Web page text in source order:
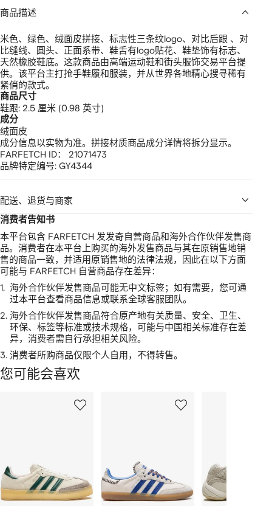
商品描述
米色、绿色、绒面皮拼接、标志性三条纹logo、对比后跟 、对
比缝线、圆头、正面系带、鞋舌有logo贴花、鞋垫饰有标志、
天然橡胶鞋底。这款商品由高端运动鞋和街头服饰交易平台提
供。该平台主打抢手鞋履和服装，并从世界各地精心搜寻稀有
紧俏的款式。
商品尺寸
鞋跟: 2.5 厘米 (0.98 英寸)
成分
绒面皮
成分信息以实物为准。拼接材质商品成分详情将拆分显示。
FARFETCH ID： 21071473
品牌特定编号: GY4344
配送、退货与商家
消费者告知书
本平台包含 FARFETCH 发发奇自营商品和海外合作伙伴发售商
品。消费者在本平台上购买的海外发售商品与其在原销售地销
售的商品一致，并适用原销售地的法律法规，因此在以下方面
可能与 FARFETCH 自营商品存在差异：
1. 海外合作伙伴发售商品可能无中文标签；如有需要，您可通
过本平台查看商品信息或联系全球客服团队。
2. 海外合作伙伴发售商品符合原产地有关质量、安全、卫生、
环保、标签等标准或技术规格，可能与中国相关标准存在差
异，消费者需自行承担相关风险。
3. 消费者所购商品仅限个人自用，不得转售。
您可能会喜欢